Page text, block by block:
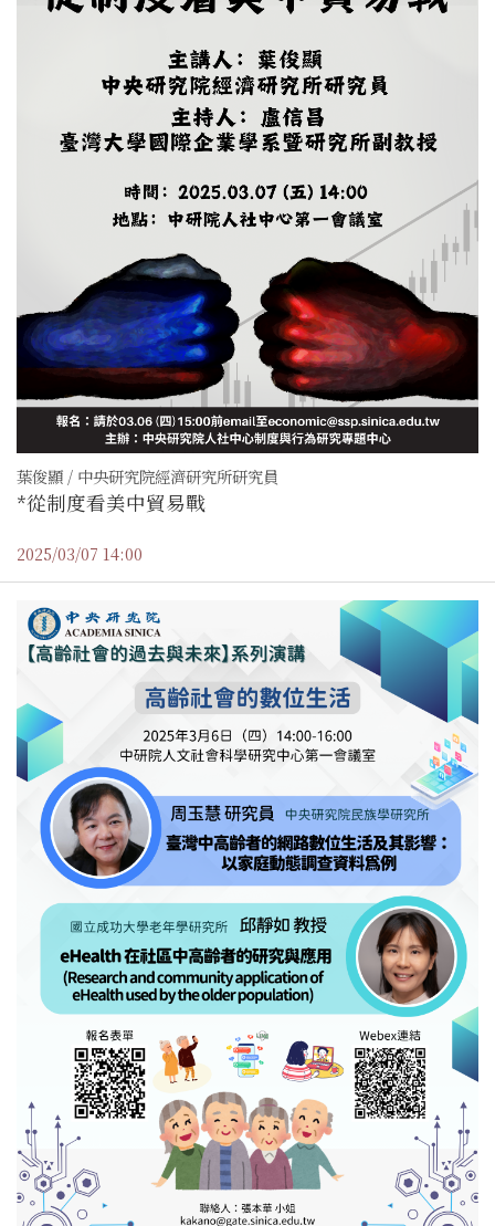
葉俊顯 / 中央研究院經濟研究所研究員
*從制度看美中貿易戰
2025/03/07 14:00